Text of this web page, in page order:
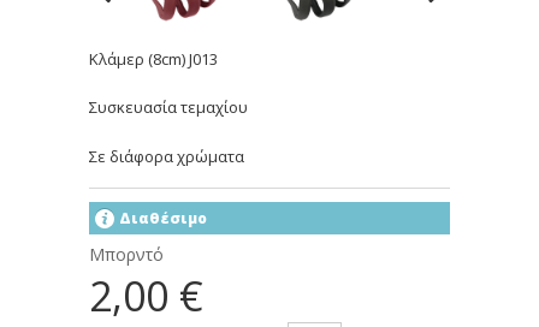
Κλάμερ (8cm) J013
Συσκευασία τεμαχίου
Σε διάφορα χρώματα
Διαθέσιμο
Μπορντό
2,00 €